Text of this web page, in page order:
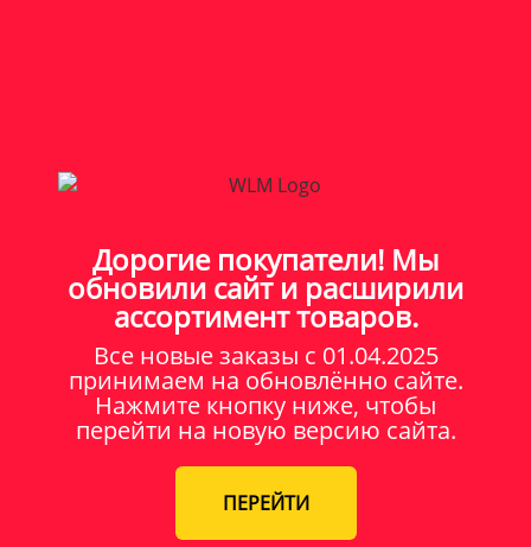
Дорогие покупатели! Мы
обновили сайт и расширили
ассортимент товаров.
Все новые заказы c 01.04.2025
принимаем на обновлённо сайте.
Нажмите кнопку ниже, чтобы
перейти на новую версию сайта.
ПЕРЕЙТИ